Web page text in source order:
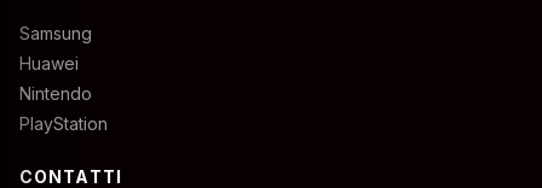
Samsung
Huawei
Nintendo
PlayStation
CONTATTI